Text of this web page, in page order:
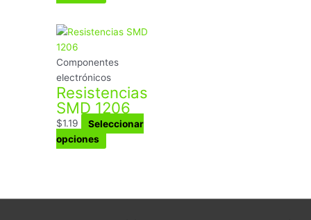
producto
Componentes
electrónicos
Resistencias
SMD 1206
$1.19
Seleccionar
opciones
Este
tiene
múltiples
variantes.
Las
opciones
la